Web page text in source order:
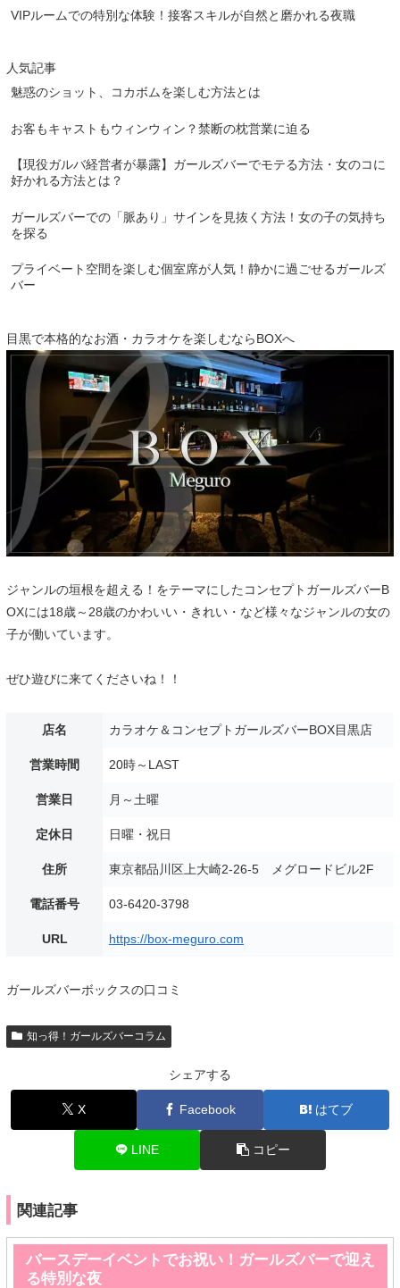
VIPルームでの特別な体験！接客スキルが自然と磨かれる夜職
人気記事
魅惑のショット、コカボムを楽しむ方法とは
お客もキャストもウィンウィン？禁断の枕営業に迫る
【現役ガルバ経営者が暴露】ガールズバーでモテる方法・女のコに
好かれる方法とは？
ガールズバーでの「脈あり」サインを見抜く方法！女の子の気持ち
を探る
プライベート空間を楽しむ個室席が人気！静かに過ごせるガールズ
バー
目黒で本格的なお酒・カラオケを楽しむならBOXへ
ジャンルの垣根を超える！をテーマにしたコンセプトガールズバーB
OXには18歳～28歳のかわいい・きれい・など様々なジャンルの女の
子が働いています。
ぜひ遊びに来てくださいね！！
店名 カラオケ＆コンセプトガールズバーBOX目黒店
営業時間 20時～LAST
営業日 月～土曜
定休日 日曜・祝日
住所 東京都品川区上大崎2-26-5 メグロードビル2F
電話番号 03-6420-3798
URL https://box-meguro.com
ガールズバーボックスの口コミ
知っ得！ガールズバーコラム
シェアする
X Facebook はてブ
LINE コピー
関連記事
バースデーイベントでお祝い！ガールズバーで迎え
る特別な夜